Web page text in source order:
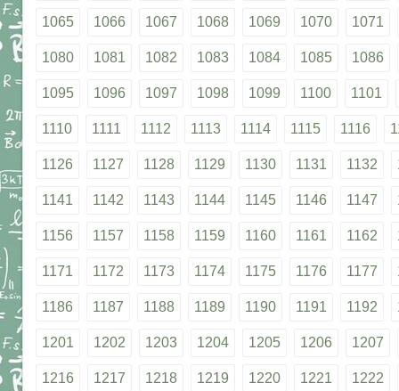
1065 1066 1067 1068 1069 1070 1071
1080 1081 1082 1083 1084 1085 1086
1095 1096 1097 1098 1099 1100 1101
1110 1111 1112 1113 1114 1115 1116
1126 1127 1128 1129 1130 1131 1132
1141 1142 1143 1144 1145 1146 1147
1156 1157 1158 1159 1160 1161 1162
1171 1172 1173 1174 1175 1176 1177
1186 1187 1188 1189 1190 1191 1192
1201 1202 1203 1204 1205 1206 1207
1216 1217 1218 1219 1220 1221 1222